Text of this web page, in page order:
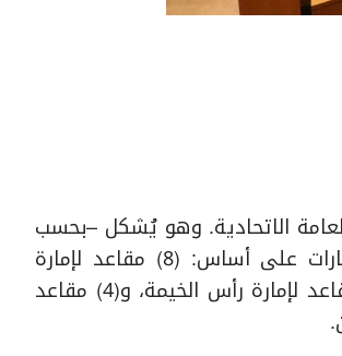
الاتحادية. وهو يُشكل –بحسب
نص المادة (68) من الدستور- من (أربعين) عضواً يتوزعون على الإمارات على أساس: (8) مقاعد لإمارة
أبوظبي، و(8) مقاعد لإمارة دبي، و(6) مقاعد لإمارة الشارقة، و(6) مقاعد لإمارة رأس الخيمة، و(4) مقاعد